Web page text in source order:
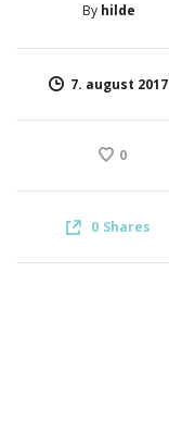
By hilde
7. august 2017
0
0 Shares